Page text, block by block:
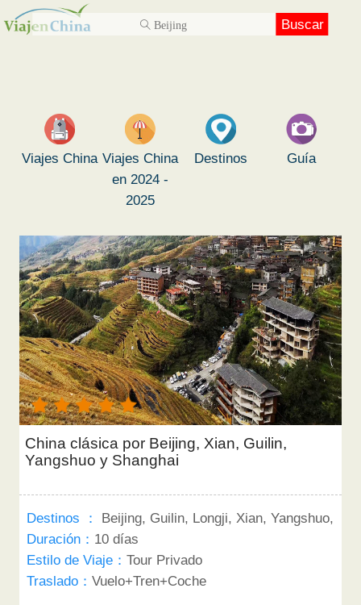
Buscar
Viajes China Viajes China
en 2024 -
2025
Destinos Guía
China clásica por Beijing, Xian, Guilin,
Yangshuo y Shanghai
Destinos ：
Beijing, Guilin, Longji, Xian, Yangshuo,
Duración： 10 días
Estilo de Viaje：Tour Privado
Traslado：Vuelo+Tren+Coche